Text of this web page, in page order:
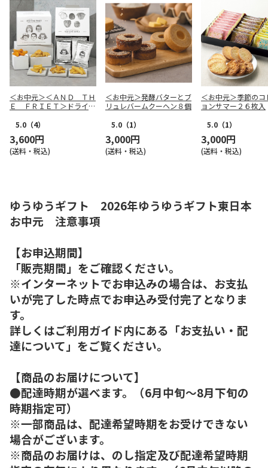
＜お中元＞＜ＡＮＤ ＴＨ
Ｅ ＦＲＩＥＴ＞ドライフ
5.0 （4）
3,600円
(送料・税込)
＜お中元＞発酵バターとブ
リュレバームクーヘン８個
5.0 （1）
3,000円
(送料・税込)
＜お中元＞季節のコ
ョンサマー２６枚入
5.0 （1）
3,000円
(送料・税込)
ゆうゆうギフト 2026年ゆうゆうギフト東日本
お中元 注意事項
【お申込期間】
「販売期間」をご確認ください。
※インターネットでお申込みの場合は、お支払
いが完了した時点でお申込み受付完了となりま
す。
詳しくはご利用ガイド内にある「お支払い・配
達について」をご覧ください。
【商品のお届けについて】
●配達時期が選べます。（6月中旬～8月下旬の
時期指定可）
※一部商品は、配達希望時期をお受けできない
場合がございます。
※商品のお届けは、のし指定及び配達希望時期